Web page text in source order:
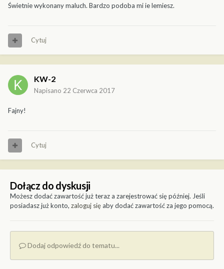
Świetnie wykonany maluch. Bardzo podoba mi ie lemiesz.
Cytuj
KW-2
Napisano 22 Czerwca 2017
Fajny!
Cytuj
Dołącz do dyskusji
Możesz dodać zawartość już teraz a zarejestrować się później. Jeśli
posiadasz już konto, zaloguj sięaby dodać zawartość za jego pomocą.
Dodaj odpowiedź do tematu...